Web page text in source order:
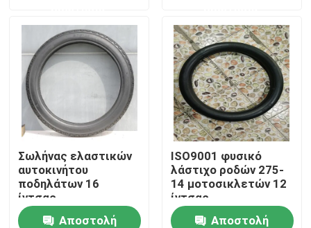
Γύρος εργοστασίων
Ποιοτικός έλεγχος
επαφή
Νέα
Όλες οι περιπτώσεις
Σωλήνας ελαστικών
αυτοκινήτου
ποδηλάτων 16
ίντσας
Αποστολή
ISO9001 φυσικό
λάστιχο ροδών 275-
14 μοτοσικλετών 12
ίντσας
Αποστολή